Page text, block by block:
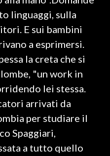
linguaggi, sulla
E sui bambini
a esprimersi.
la creta che si
"un work in
lei stessa.
arrivati da
per studiare il
Spaggiari,
a tutto quello